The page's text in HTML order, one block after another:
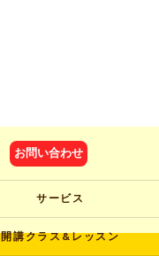
お問い合わせ
サービス
開講クラス&レッスン